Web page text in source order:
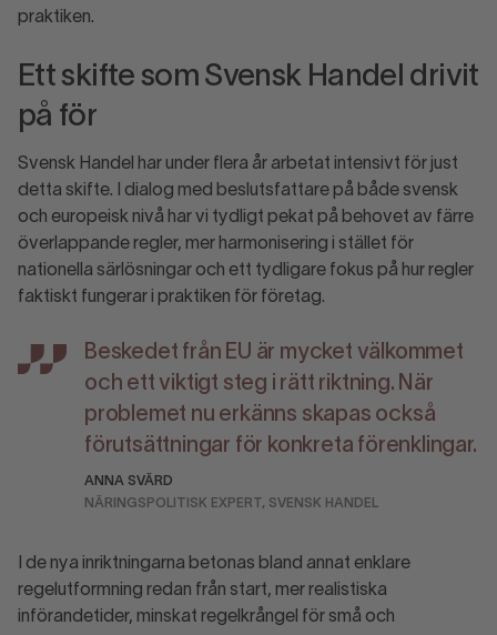
praktiken.
Ett skifte som Svensk Handel drivit
på för
Svensk Handel har under flera år arbetat intensivt för just
detta skifte. I dialog med beslutsfattare på både svensk
och europeisk nivå har vi tydligt pekat på behovet av färre
överlappande regler, mer harmonisering i stället för
nationella särlösningar och ett tydligare fokus på hur regler
faktiskt fungerar i praktiken för företag.
Beskedet från EU är mycket välkommet
och ett viktigt steg i rätt riktning. När
problemet nu erkänns skapas också
förutsättningar för konkreta förenklingar.
ANNA SVÄRD
NÄRINGSPOLITISK EXPERT, SVENSK HANDEL
I de nya inriktningarna betonas bland annat enklare
regelutformning redan från start, mer realistiska
införandetider, minskat regelkrångel för små och